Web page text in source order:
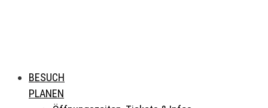
BESUCH
PLANEN